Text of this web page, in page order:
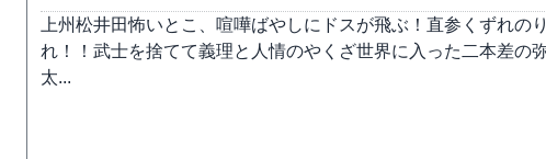
上州松井田怖いとこ、喧嘩ばやしにドスが飛ぶ！直参くずれの
れ！！武士を捨てて義理と人情のやくざ世界に入った二本差の
太...